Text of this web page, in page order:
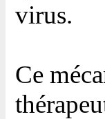
virus.
Ce